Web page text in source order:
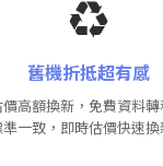
♻️
舊機折抵超有感
高額換新，免費資料
準一致，即時估價快速換